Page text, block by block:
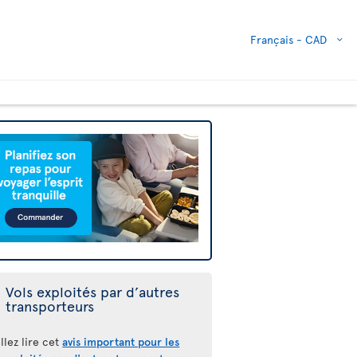
Français - CAD
Vols exploités par d’autres
transporteurs
lire cetavis important pour les